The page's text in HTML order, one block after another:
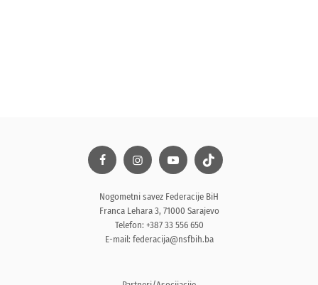
Nogometni savez Federacije BiH
Franca Lehara 3, 71000 Sarajevo
Telefon: +387 33 556 650
E-mail: federacija@nsfbih.ba